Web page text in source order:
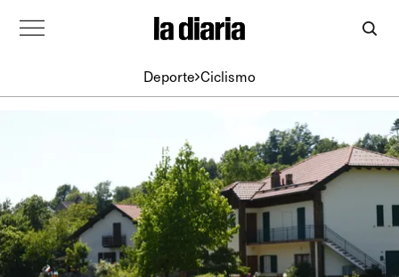
Deporte Ciclismo